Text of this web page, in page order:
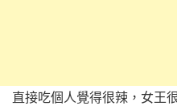
直接吃個人覺得很辣，女王